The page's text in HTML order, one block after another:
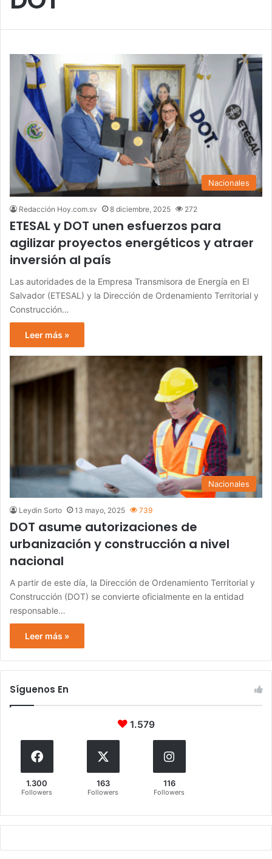
Nacionales
Redacción Hoy.com.sv 8 diciembre, 2025 272
ETESAL y DOT unen esfuerzos para
agilizar proyectos energéticos y atraer
inversión al país
Las autoridades de la Empresa Transmisora de Energía en El
Salvador (ETESAL) y la Dirección de Ordenamiento Territorial y
Construcción…
Leer más »
Nacionales
Leydin Sorto 13 mayo, 2025 739
DOT asume autorizaciones de
urbanización y construcción a nivel
nacional
A partir de este día, la Dirección de Ordenamiento Territorial y
Construcción (DOT) se convierte oficialmente en la entidad
responsable…
Leer más »
Síguenos En
1.579
1.300
Followers
163
Followers
116
Followers